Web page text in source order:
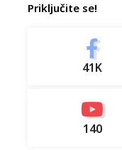
Priključite se!
41K
140